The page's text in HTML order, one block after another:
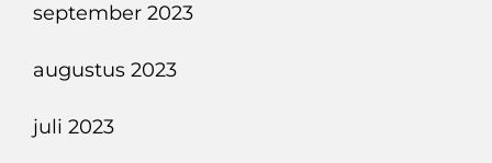
september 2023
augustus 2023
juli 2023